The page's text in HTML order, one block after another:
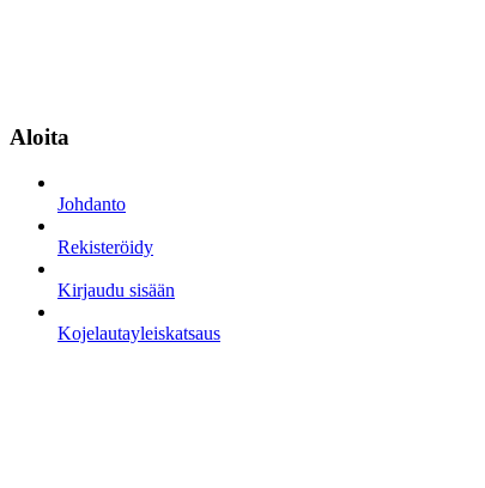
Aloita
Johdanto
Rekisteröidy
Kirjaudu sisään
Kojelautayleiskatsaus